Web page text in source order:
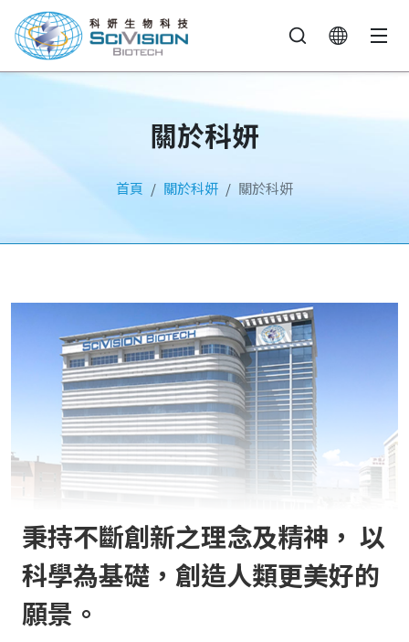
關於科妍
首頁 關於科妍 關於科妍
秉持不斷創新之理念及精神， 以
科學為基礎，創造人類更美好的
願景。